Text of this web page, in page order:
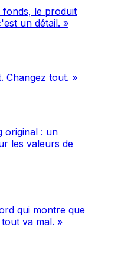
fonds, le produit
un détail. »
Changez tout. »
original : un
les valeurs de
qui montre que
va mal. »